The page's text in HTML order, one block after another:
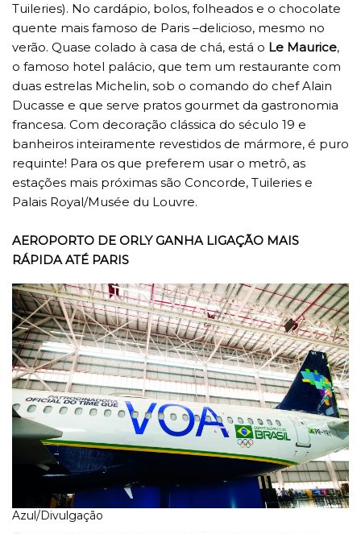
Tuileries). No cardápio, bolos, folheados e o chocolate
quente mais famoso de Paris –delicioso, mesmo no
verão. Quase colado à casa de chá, está o Le Maurice,
o famoso hotel palácio, que tem um restaurante com
duas estrelas Michelin, sob o comando do chef Alain
Ducasse e que serve pratos gourmet da gastronomia
francesa. Com decoração clássica do século 19 e
banheiros inteiramente revestidos de mármore, é puro
requinte! Para os que preferem usar o metrô, as
estações mais próximas são Concorde, Tuileries e
Palais Royal/Musée du Louvre.
AEROPORTO DE ORLY GANHA LIGAÇÃO MAIS
RÁPIDA ATÉ PARIS
Azul/Divulgação